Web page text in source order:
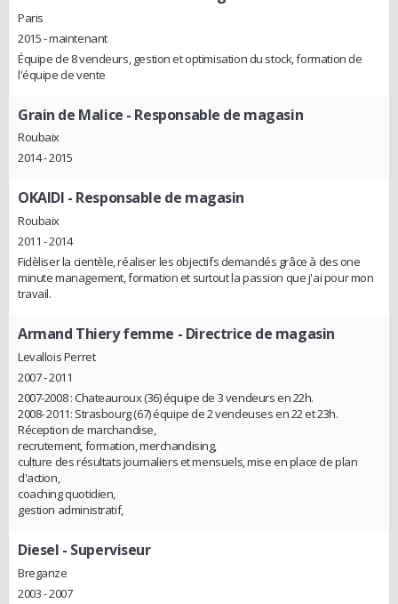
Paris
2015 - maintenant
Équipe de 8 vendeurs, gestion et optimisation du stock, formation de
l'équipe de vente
Grain de Malice - Responsable de magasin
Roubaix
2014 - 2015
OKAIDI - Responsable de magasin
Roubaix
2011 - 2014
Fidèliser la cientèle, réaliser les objectifs demandés grâce à des one
minute management, formation et surtout la passion que j'ai pour mon
travail.
Armand Thiery femme - Directrice de magasin
Levallois Perret
2007 - 2011
2007-2008 : Chateauroux (36) équipe de 3 vendeurs en 22h.
2008- 2011: Strasbourg (67) équipe de 2 vendeuses en 22 et 23h.
Réception de marchandise,
recrutement, formation, merchandising,
culture des résultats journaliers et mensuels, mise en place de plan
d'action,
coaching quotidien,
gestion administratif,
Diesel - Superviseur
Breganze
2003 - 2007